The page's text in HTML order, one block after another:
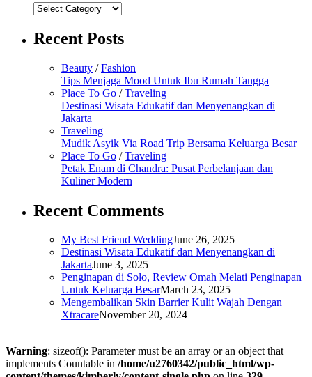
Categories
Recent Posts
Beauty /Fashion
Tips Menjaga Mood Untuk Ibu Rumah Tangga
Place To Go /Traveling
Destinasi Wisata Edukatif dan Menyenangkan di
Jakarta
Traveling
Mudik Asyik Via Road Trip Bersama Keluarga Besar
Place To Go /Traveling
Petak Enam di Chandra: Pusat Perbelanjaan dan
Kuliner Modern
Recent Comments
My Best Friend WeddingJune 26, 2025
Destinasi Wisata Edukatif dan Menyenangkan di
JakartaJune 3, 2025
Penginapan di Solo, Review Omah Melati Penginapan
Untuk Keluarga BesarMarch 23, 2025
Mengembalikan Skin Barrier Kulit Wajah Dengan
XtracareNovember 20, 2024
Warning: sizeof(): Parameter must be an array or an object that
implements Countable in /home/u2760342/public_html/wp-